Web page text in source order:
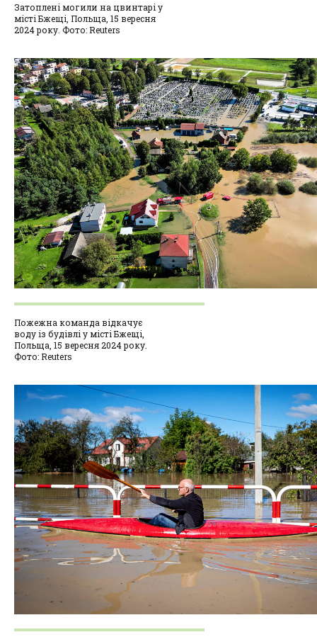
Затоплені могили на цвинтарі у
місті Бжещі, Польща, 15 вересня
2024 року. Фото: Reuters
Пожежна команда відкачує
воду із будівлі у місті Бжещі,
Польща, 15 вересня 2024 року.
Фото: Reuters